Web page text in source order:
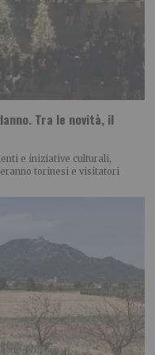
Tra le novità, il
e iniziative culturali,
torinesi e visitatori